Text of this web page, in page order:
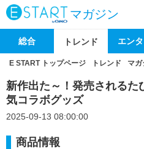
マガジン
総合 トレンド エン
E START トップページ トレンド マガ
新作出た～！発売される
気コラボグッズ
2025-09-13 08:00:00
商品情報